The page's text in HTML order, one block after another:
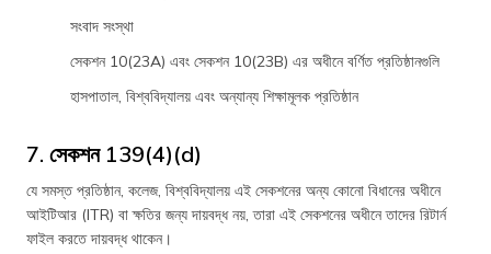
সংবাদ সংস্থা
সেকশন 10(23A) এবং সেকশন 10(23B) এর অধীনে বর্ণিত প্রতিষ্ঠানগুলি
হাসপাতাল, বিশ্ববিদ্যালয় এবং অন্যান্য শিক্ষামূলক প্রতিষ্ঠান
7. সেকশন 139(4)(d)
যে সমস্ত প্রতিষ্ঠান, কলেজ, বিশ্ববিদ্যালয় এই সেকশনের অন্য কোনো বিধানের অধীনে
আইটিআর (ITR) বা ক্ষতির জন্য দায়বদ্ধ নয়, তারা এই সেকশনের অধীনে তাদের রিটার্ন
ফাইল করতে দায়বদ্ধ থাকেন।